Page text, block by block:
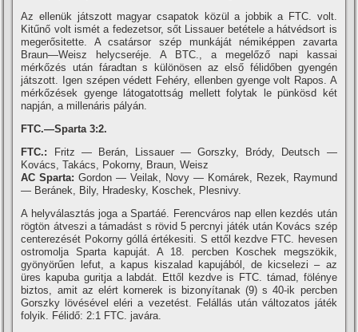
Az ellenük játszott magyar csapatok közül a jobbik a FTC. volt.
Kitűnő volt ismét a fedezetsor, sőt Lissauer betétele a hátvédsort is
megerősitette. A csatársor szép munkáját némiképpen zavarta
Braun—Weisz helycseréje. A BTC., a megelőző napi kassai
mérkőzés után fáradtan s különösen az első félidőben gyengén
játszott. Igen szépen védett Fehéry, ellenben gyenge volt Rapos. A
mérkőzések gyenge látogatottság mellett folytak le pünkösd két
napján, a millenáris pályán.
FTC.—Sparta 3:2.
FTC.: Fritz — Berán, Lissauer — Gorszky, Bródy, Deutsch —
Kovács, Takács, Pokorny, Braun, Weisz
AC Sparta: Gordon — Veilak, Novy — Komárek, Rezek, Raymund
— Beránek, Bily, Hradesky, Koschek, Plesnivy.
A helyválasztás joga a Spartáé. Ferencváros nap ellen kezdés után
rögtön átveszi a támadást s rövid 5 percnyi játék után Kovács szép
centerezését Pokorny góllá értékesiti. S ettől kezdve FTC. hevesen
ostromolja Sparta kapuját. A 18. percben Koschek megszökik,
gyönyörűen lefut, a kapus kiszalad kapujából, de kicselezi – az
üres kapuba guritja a labdát. Ettől kezdve is FTC. támad, fölénye
biztos, amit az elért kornerek is bizonyí­tanak (9) s 40-ik percben
Gorszky lövésével eléri a vezetést. Felállás után változatos játék
folyik. Félidő: 2:1 FTC. javára.